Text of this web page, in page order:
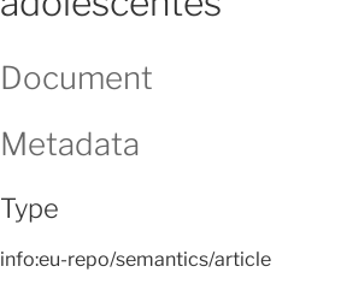
Document
Metadata
Type
info:eu-repo/semantics/article